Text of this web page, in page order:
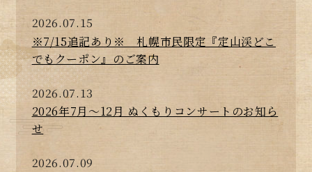
2026.07.15
※7/15追記あり※ 札幌市民限定『定山渓どこ
でもクーポン』のご案内
2026.07.13
2026年7月～12月 ぬくもりコンサートのお知ら
せ
2026.07.09